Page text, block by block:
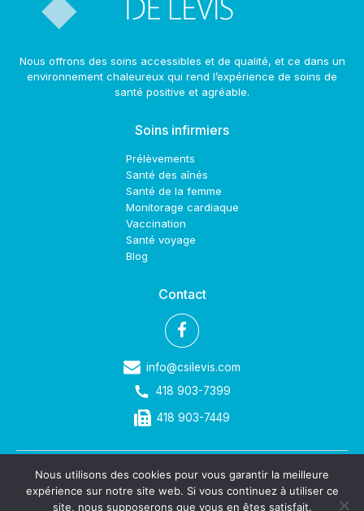
Nous offrons des soins accessibles et de qualité, et ce dans un
environnement chaleureux qui rend l’expérience de soins de
santé positive et agréable.
Soins infirmiers
Prélèvements
Santé des aînés
Santé de la femme
Monitorage cardiaque
Vaccination
Santé voyage
Blog
Contact
info@csilevis.com
418 903-7399
418 903-7449
©2023 Clinique de Soins Infirmiers de Lévis. Tous droits réservés.
Politique de confidentialité
Nous utilisons des cookies pour vous garantir la meilleure
expérience sur notre site web. Si vous continuez à utiliser ce
site, nous supposerons que vous en êtes satisfait.